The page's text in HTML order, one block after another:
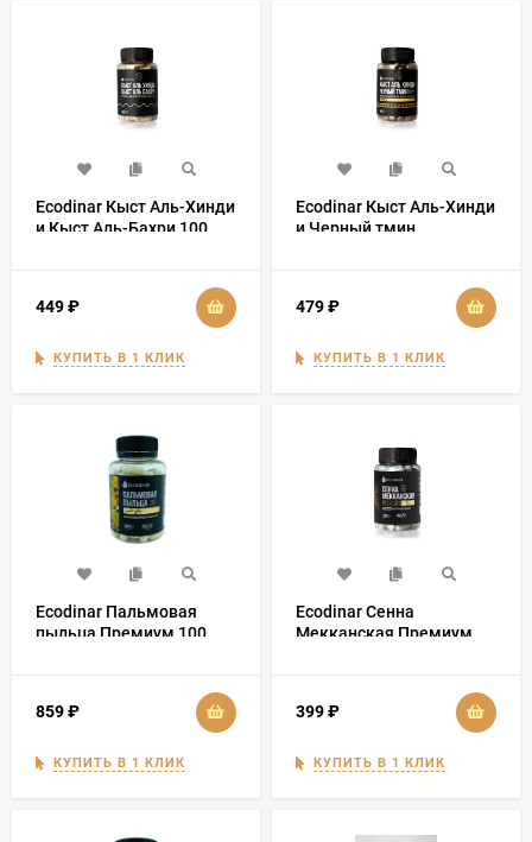
Ecodinar Кыст Аль-Хинди
и Кыст Аль-Бахри 100
449₽
КУПИТЬ В 1 КЛИК
Ecodinar Кыст Аль-Хинди
и Черный тмин
479₽
КУПИТЬ В 1 КЛИК
Ecodinar Пальмовая
пыльца Премиум 100
859₽
КУПИТЬ В 1 КЛИК
Ecodinar Сенна
Мекканская Премиум
399₽
КУПИТЬ В 1 КЛИК